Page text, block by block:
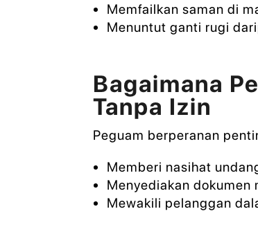
Memfailkan saman di
Menuntut ganti rugi
Bagaimana
Tanpa Izin
Peguam berperanan
Memberi nasihat
Menyediakan
Mewakili pelanggan